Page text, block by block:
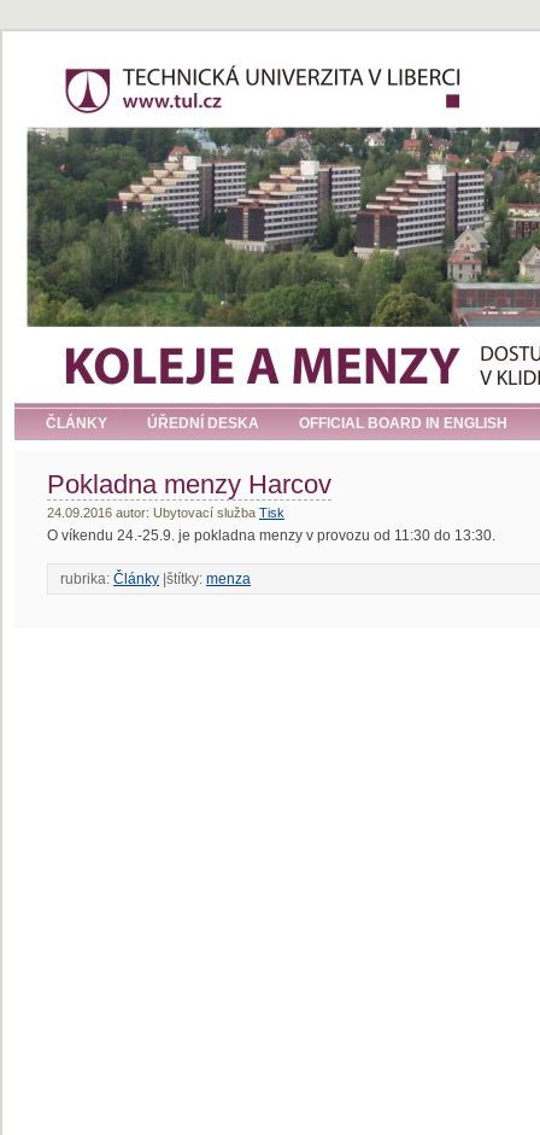
ČLÁNKY ÚŘEDNÍ DESKA OFFICIAL BOARD IN ENGLISH
Pokladna menzy Harcov
24.09.2016 autor: Ubytovací služba Tisk
O víkendu 24.-25.9. je pokladna menzy v provozu od 11:30 do 13:30.
rubrika: Články |štítky: menza